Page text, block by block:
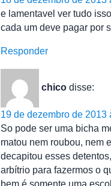
e lamentavel ver tudo
cada um deve pagar por
Responder
chico disse:
19 de dezembro de 2013
So pode ser uma bicha
matou nem roubou, nem
decapitou esses
arbítrio para fazermos o
bem é somente uma